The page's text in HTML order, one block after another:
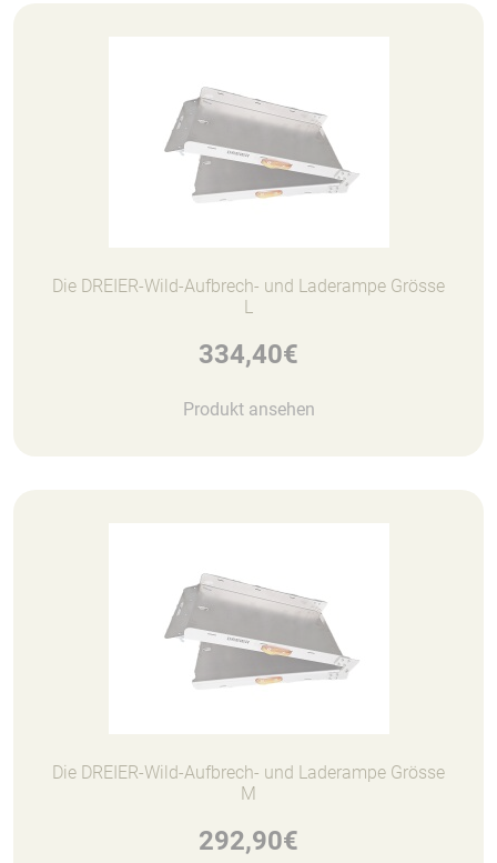
Die DREIER-Wild-Aufbrech- und Laderampe Grösse
L
334,40€
Produkt ansehen
Die DREIER-Wild-Aufbrech- und Laderampe Grösse
M
292,90€